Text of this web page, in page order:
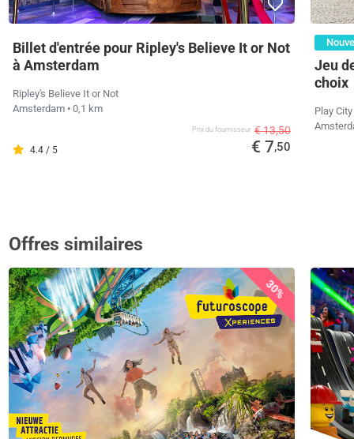
Billet d'entrée pour Ripley's Believe It or Not
à Amsterdam
Ripley's Believe It or Not
Amsterdam • 0,1 km
4.4 / 5
Prix ​​du fournisseur € 13,50
€ 7,50
Jeu
choix
Play
Offres similaires
30%